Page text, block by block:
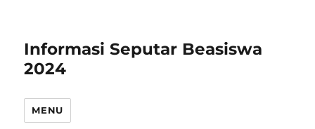
Informasi Seputar Beasiswa
2024
MENU